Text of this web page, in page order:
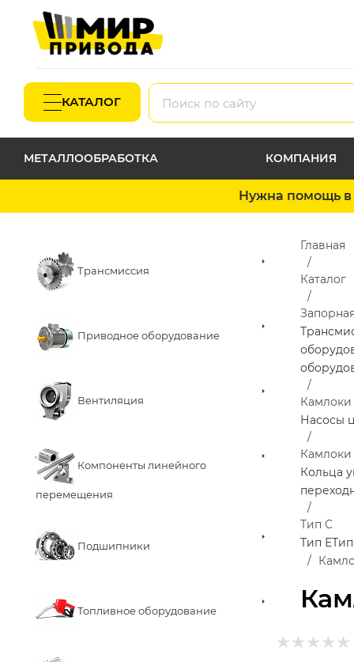
КАТАЛОГ
МЕТАЛЛООБРАБОТКА КОМПАНИЯ
Нужна помощь в
Трансмиссия
Приводное оборудование
Вентиляция
Компоненты линейного
перемещения
Подшипники
Топливное оборудование
Главная
Каталог
Камлоки
Насосы
Кольца
Тип С
Тип Е